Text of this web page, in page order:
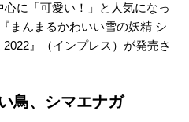
に「可愛い！」と人気になっ
まんまるかわいい雪の妖精 シ
』（インプレス）が発売さ
鳥、シマエナガ